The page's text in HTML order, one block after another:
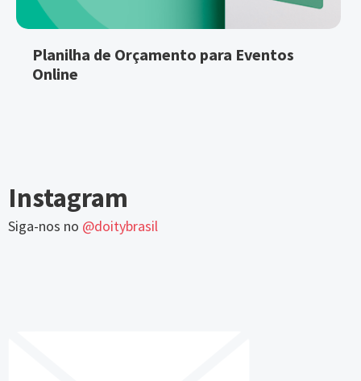
Planilha de Orçamento para Eventos
Online
Instagram
Siga-nos no @doitybrasil